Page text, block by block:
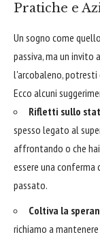
Pratiche e
Un sogno come
passiva, ma un invito
l'arcobaleno, potresti
Ecco alcuni
Rifletti sullo
spesso legato al
affrontando o che
essere una conferma
passato.
Coltiva la
richiamo a